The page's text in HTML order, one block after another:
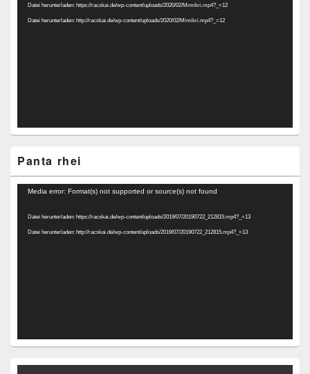
Datei herunterladen: https://racskai.de/wp-content/uploads/2020/02/Mimikri.mp4?_=12
Datei herunterladen: http://racskai.de/wp-content/uploads/2020/02/Mimikri.mp4?_=12
Panta rhei
Video-
Media error: Format(s) not supported or source(s) not found
Datei herunterladen: https://racskai.de/wp-content/uploads/2019/07/20190722_212815.mp4?_=13
Datei herunterladen: http://racskai.de/wp-content/uploads/2019/07/20190722_212815.mp4?_=13